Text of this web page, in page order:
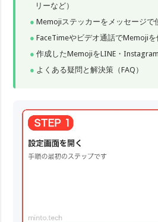
リーなど）
Memojiステッカーをメッセージで
FaceTimeやビデオ通話でMemoji
作成したMemojiをLINE・
よくある疑問と解決策（FAQ）